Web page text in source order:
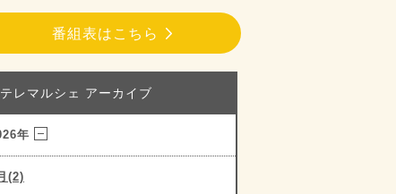
番組表はこちら
レマルシェ アーカイブ
年
(2)